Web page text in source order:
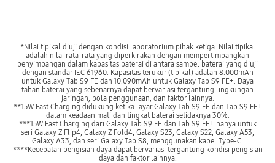
*Nilai tipikal diuji dengan kondisi laboratorium pihak ketiga. Nilai tipikal
adalah nilai rata-rata yang diperkirakan dengan mempertimbangkan
penyimpangan dalam kapasitas baterai di antara sampel baterai yang diuji
dengan standar IEC 61960. Kapasitas terukur (tipikal) adalah 8.000mAh
untuk Galaxy Tab S9 FE dan 10.090mAh untuk Galaxy Tab S9 FE+. Daya
tahan baterai yang sebenarnya dapat bervariasi tergantung lingkungan
jaringan, pola penggunaan, dan faktor lainnya.
**15W Fast Charging didukung ketika layar Galaxy Tab S9 FE dan Tab S9 FE+
dalam keadaan mati dan tingkat baterai setidaknya 30%.
***15W Fast Charging dari Galaxy Tab S9 FE dan Tab S9 FE+ hanya untuk
seri Galaxy Z Flip4, Galaxy Z Fold4, Galaxy S23, Galaxy S22, Galaxy A53,
Galaxy A33, dan seri Galaxy Tab S8, menggunakan kabel Type-C.
****Kecepatan pengisian daya dapat bervariasi tergantung kondisi pengisian
daya dan faktor lainnya.